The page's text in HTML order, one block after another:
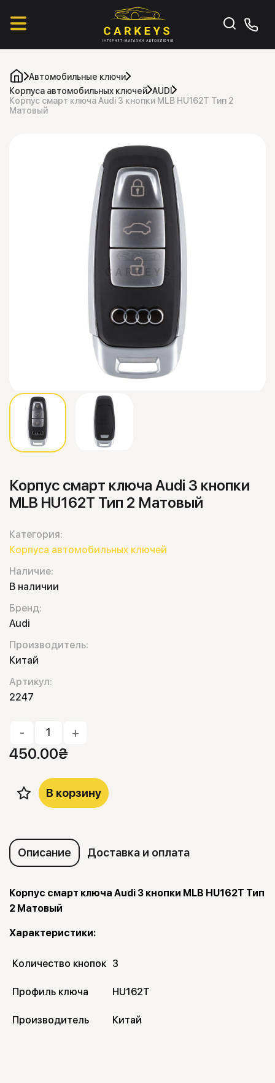
Автомобильные ключи
Корпуса автомобильных ключей AUDI
Корпус смарт ключа Audi 3 кнопки MLB HU162T Тип 2
Матовый
Корпус смарт ключа Audi 3 кнопки
MLB HU162T Тип 2 Матовый
Категория:
Корпуса автомобильных ключей
Наличие:
В наличии
Бренд:
Audi
Производитель:
Китай
Артикул:
2247
- +
450.00₴
В корзину
Описание Доставка и оплата
Корпус смарт ключа Audi 3 кнопки MLB HU162T Тип
2 Матовый
Характеристики:
Количество кнопок 3
Профиль ключа HU162T
Производитель Китай